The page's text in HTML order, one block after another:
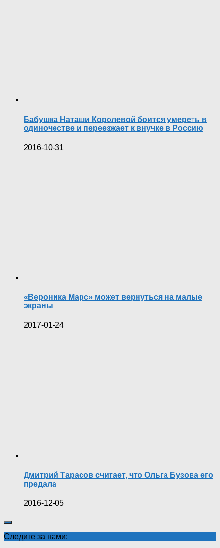
Бабушка Наташи Королевой боится умереть в
одиночестве и переезжает к внучке в Россию
2016-10-31
«Вероника Марс» может вернуться на малые
экраны
2017-01-24
Дмитрий Тарасов считает, что Ольга Бузова его
предала
2016-12-05
Следите за нами: